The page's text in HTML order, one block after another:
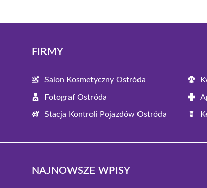
FIRMY
Salon Kosmetyczny Ostróda
Fotograf Ostróda
Stacja Kontroli Pojazdów Ostróda
NAJNOWSZE WPISY